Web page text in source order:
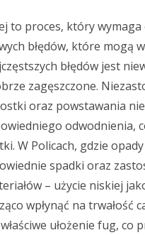
to proces, który
błędów, które mogą
błędów jest
zagęszczone.
oraz powstawania
odwodnienia,
W Policach, gdzie
spadki oraz
– użycie niskiej
wpłynąć na trwałość
ułożenie fug, co